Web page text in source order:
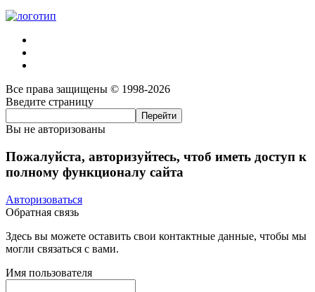
Все права защищены © 1998-2026
Введите страницу
Вы не авторизованы
Пожалуйста, авторизуйтесь, чтоб иметь доступ к
полному функционалу сайта
Авторизоваться
Обратная связь
Здесь вы можете оставить свои контактные данные, чтобы мы
могли связаться с вами.
Имя пользователя